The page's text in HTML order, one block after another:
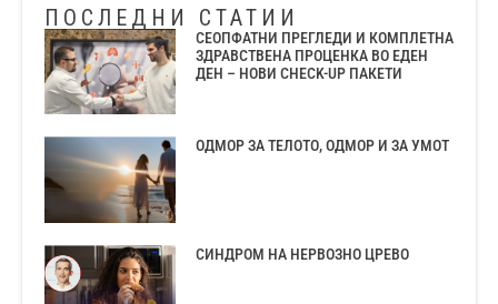
ПОСЛЕДНИ СТАТИИ
СЕОПФАТНИ ПРЕГЛЕДИ И КОМПЛЕТНА
ЗДРАВСТВЕНА ПРОЦЕНКА ВО ЕДЕН
ДЕН – НОВИ CHECK-UP ПАКЕТИ
ОДМОР ЗА ТЕЛОТО, ОДМОР И ЗА УМОТ
СИНДРОМ НА НЕРВОЗНО ЦРЕВО